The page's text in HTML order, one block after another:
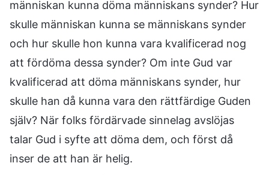
människan kunna döma människans synder? Hur
skulle människan kunna se människans synder
och hur skulle hon kunna vara kvalificerad nog
att fördöma dessa synder? Om inte Gud var
kvalificerad att döma människans synder, hur
skulle han då kunna vara den rättfärdige Guden
själv? När folks fördärvade sinnelag avslöjas
talar Gud i syfte att döma dem, och först då
inser de att han är helig.